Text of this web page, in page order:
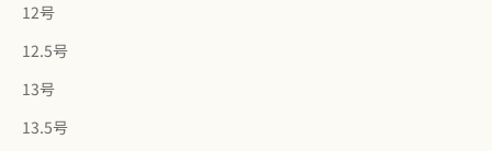
12号
12.5号
13号
13.5号